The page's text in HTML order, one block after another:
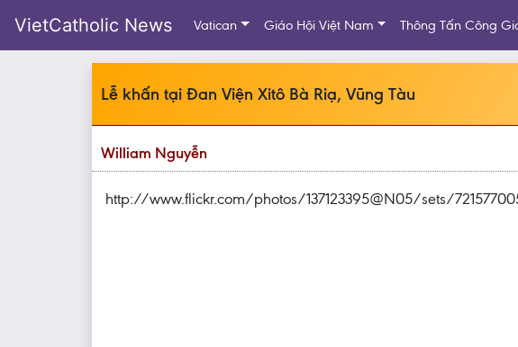
VietCatholic News Vatican Giáo Hội Việt Nam Thông Tấn Công
Lễ khấn tại Đan Viện Xitô Bà Riạ, Vũng Tàu
William Nguyễn
http://www.flickr.com/photos/137123395@N05/sets/